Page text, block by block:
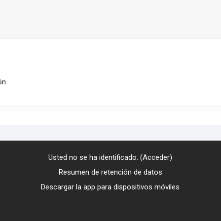
Usted no se ha identificado. (Acceder)
Resumen de retención de datos
Descargar la app para dispositivos móviles